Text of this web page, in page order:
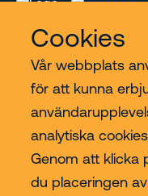
Cookies
Vår webbplats
för att kunna
analytiska
Genom att klicka
du placeringen
Riwal
Branscher